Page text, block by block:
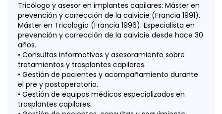
Tricólogo y asesor en implantes capilares: Máster en
prevención y corrección de la calvicie (Francia 1991).
Máster en Tricología (Francia 1996). Especialista en
prevención y corrección de la calvicie desde hace 30
años.
• Consultas informativas y asesoramiento sobre
tratamientos y trasplantes capilares.
• Gestión de pacientes y acompañamiento durante
el pre y postoperatorio.
• Gestión de equipos médicos especializados en
trasplantes capilares.